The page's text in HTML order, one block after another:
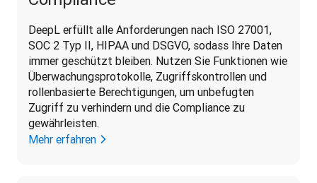
DeepL erfüllt alle Anforderungen nach ISO 27001,
SOC 2 Typ II, HIPAA und DSGVO, sodass Ihre Daten
immer geschützt bleiben. Nutzen Sie Funktionen wie
Überwachungsprotokolle, Zugriffskontrollen und
rollenbasierte Berechtigungen, um unbefugten
Zugriff zu verhindern und die Compliance zu
gewährleisten.
Mehr erfahren